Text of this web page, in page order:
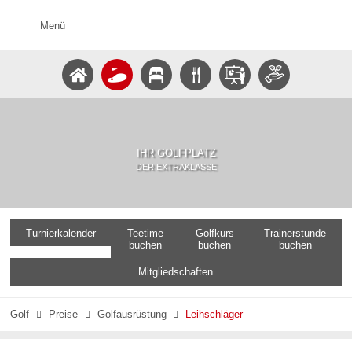
Menü
IHR GOLFPLATZ
DER EXTRAKLASSE
Turnierkalender
Teetime
buchen
Golfkurs
buchen
Trainerstunde
buchen
Mitgliedschaften
Golf  Preise  Golfausrüstung  Leihschläger